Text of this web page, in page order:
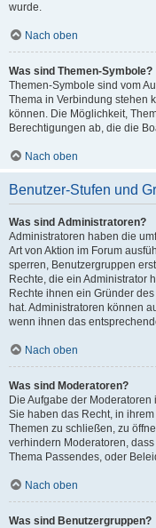
wurde.
Nach oben
Was sind Themen-Symbole?
Themen-Symbole sind vom
Thema in Verbindung stehen
können. Die Möglichkeit,
Berechtigungen ab, die die
Nach oben
Benutzer-Stufen und
Was sind Administratoren?
Administratoren haben die
Art von Aktion im Forum
sperren, Benutzergruppen
Rechte, die ein Administrator
Rechte ihnen ein Gründer
hat. Administratoren können
wenn ihnen das
Nach oben
Was sind Moderatoren?
Die Aufgabe der
Sie haben das Recht, in
Themen zu schließen, zu
verhindern Moderatoren, dass
Thema Passendes, oder
Nach oben
Was sind Benutzergruppen?